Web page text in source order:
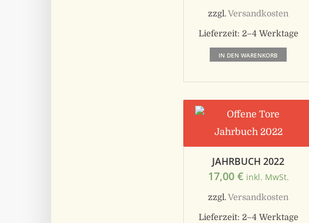
zzgl.Versandkosten
Lieferzeit: 2–4 Werktage
IN DEN WARENKORB
JAHRBUCH 2022
17,00 € inkl. MwSt.
zzgl.Versandkosten
Lieferzeit: 2–4 Werktage